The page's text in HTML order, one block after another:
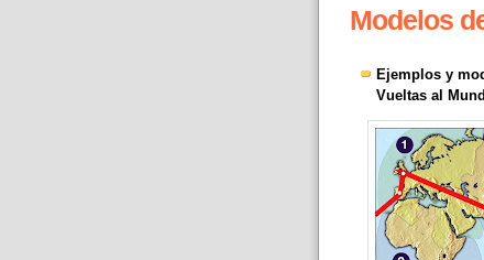
Modelos
Ejemplos y
Vueltas al